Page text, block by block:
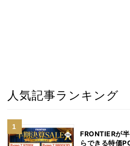
人気記事ランキング
FRONTIERが
らできる特価